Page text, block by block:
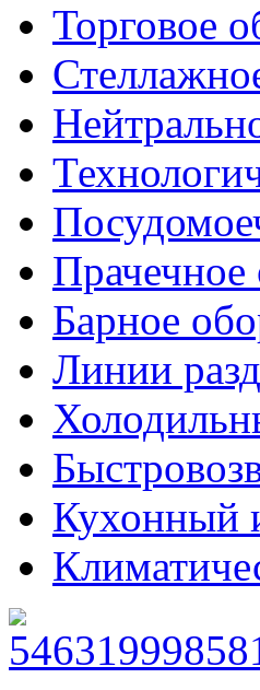
Торговое
Прачечное
Барное
Линии
Кухонный